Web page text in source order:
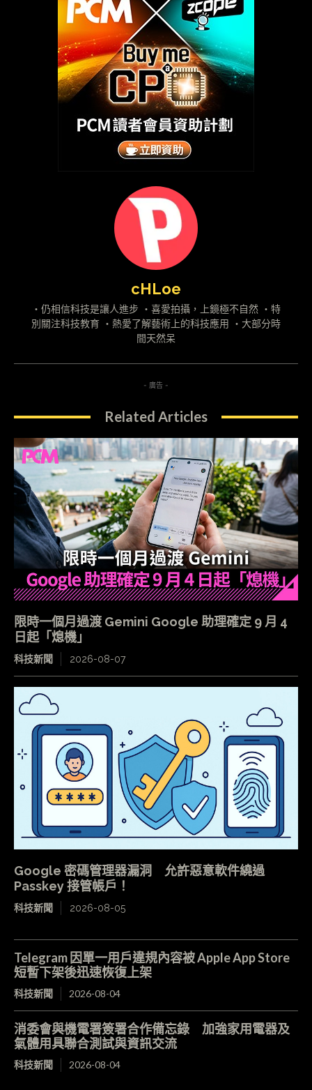
cHLoe
・仍相信科技是讓人進步 ・喜愛拍攝，上鏡極不自然 ・特
別關注科技教育 ・熱愛了解藝術上的科技應用 ・大部分時
間天然呆
- 廣告 -
Related Articles
限時一個月過渡 Gemini Google 助理確定 9 月 4
日起「熄機」
科技新聞 2026-08-07
Google 密碼管理器漏洞 允許惡意軟件繞過
Passkey 接管帳戶！
科技新聞 2026-08-05
Telegram 因單一用戶違規內容被 Apple App Store
短暫下架後迅速恢復上架
科技新聞 2026-08-04
消委會與機電署簽署合作備忘錄 加強家用電器及
氣體用具聯合測試與資訊交流
科技新聞 2026-08-04